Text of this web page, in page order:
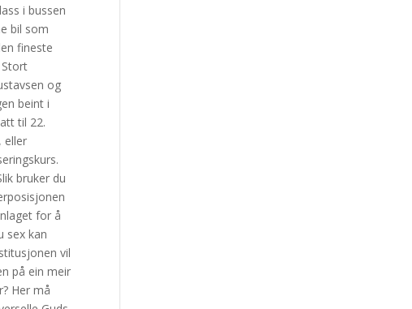
i bussen
bil som
fineste
og
beint i
til 22.
eller
bruker du
for å
sex kan
vil
på ein meir
Her må